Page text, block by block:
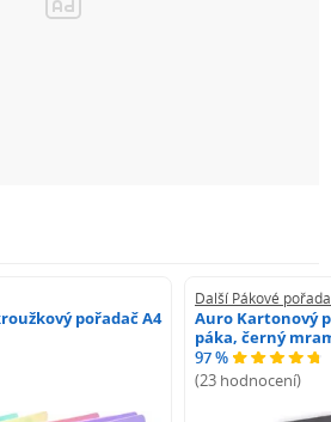
pořadač A4
Další Pákové
Auro Kartonový
páka, černý
97 %
(23 hodnocení)